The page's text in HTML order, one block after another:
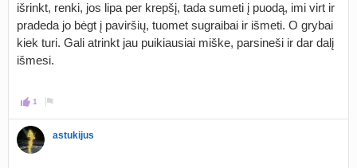
išrinkt, renki, jos lipa per krepšį, tada sumeti į puodą, imi virt ir
pradeda jo bėgt į paviršių, tuomet sugraibai ir išmeti. O grybai
kiek turi. Gali atrinkt jau puikiausiai miške, parsineši ir dar dalį
išmesi.
1
astukijus